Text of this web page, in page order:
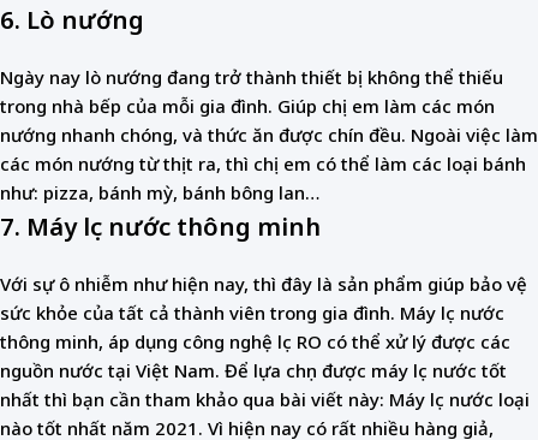
6. Lò nướng
Ngày nay lò nướng đang trở thành thiết bị không thể thiếu
trong nhà bếp của mỗi gia đình. Giúp chị em làm các món
nướng nhanh chóng, và thức ăn được chín đều. Ngoài việc làm
các món nướng từ thịt ra, thì chị em có thể làm các loại bánh
như: pizza, bánh mỳ, bánh bông lan…
7. Máy lọc nước thông minh
Với sự ô nhiễm như hiện nay, thì đây là sản phẩm giúp bảo vệ
sức khỏe của tất cả thành viên trong gia đình. Máy lọc nước
thông minh, áp dụng công nghệ lọc RO có thể xử lý được các
nguồn nước tại Việt Nam. Để lựa chọn được máy lọc nước tốt
nhất thì bạn cần tham khảo qua bài viết này: Máy lọc nước loại
nào tốt nhất năm 2021. Vì hiện nay có rất nhiều hàng giả,